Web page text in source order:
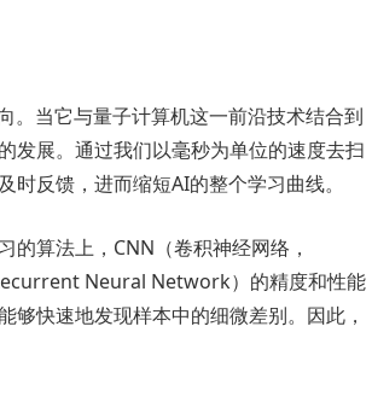
。当它与量子计算机这一前沿技术结合到
发展。通过我们以毫秒为单位的速度去扫
反馈，进而缩短AI的整个学习曲线。
算法上，CNN（卷积神经网络，
Neural Network）的精度和性能
快速地发现样本中的细微差别。因此，